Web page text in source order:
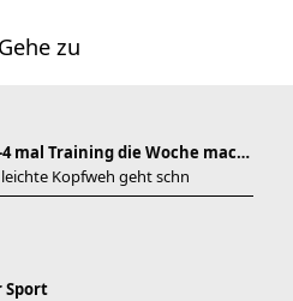
Gehe zu
Re: Sub 3:20h mit 3-4 mal Training die Woche machb
Kopfweh geht schn
Sport